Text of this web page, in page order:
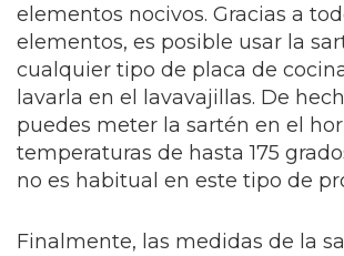
elementos nocivos. Gracias a
elementos, es posible usar la
cualquier tipo de placa de
lavarla en el lavavajillas. De
puedes meter la sartén en el
temperaturas de hasta 175
no es habitual en este tipo de
Finalmente, las medidas de la